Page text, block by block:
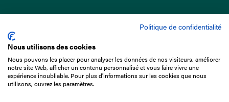
15 Boulevard de Douaumont
75017 Paris
01 49 10 20 29
Politique de confidentialité
Nous utilisons des cookies
Nous pouvons les placer pour analyser les données de nos visiteurs, améliorer
notre site Web, afficher un contenu personnalisé et vous faire vivre une
expérience inoubliable. Pour plus d'informations sur les cookies que nous
utilisons, ouvrez les paramètres.